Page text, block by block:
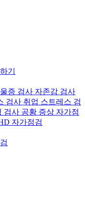
기
증 검사 자존감 검사
검사 취업 스트레스 검
검사 공황 증상 자가점
자가점검